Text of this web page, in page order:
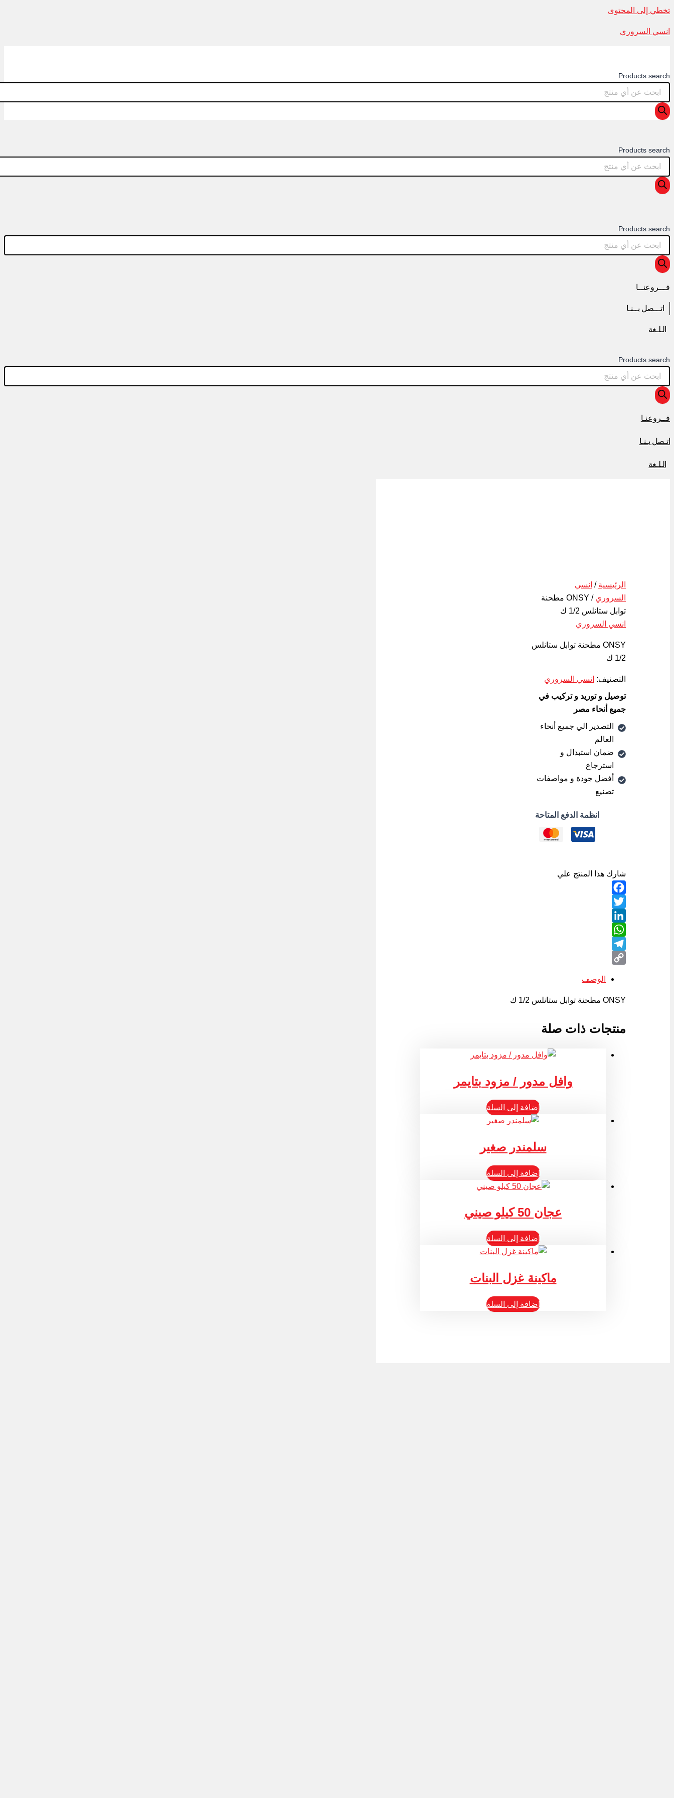
تخطي إلى المحتوى
انسي السروري
Products search
Products search
Products search
فـــروعنــا
اتـــصل بــنـا
الـلـغة
Products search
فــروعنـا
اتـصل بـنـا
الـلـغة
الرئيسية / انسي
السروري
/ ONSY مطحنة
توابل ستانلس 1/2 ك
انسي السروري
ONSY مطحنة توابل ستانلس
1/2 ك
التصنيف: انسي السروري
توصيل و توريد و تركيب في
جميع أنحاء مصر
التصدير الي جميع أنحاء
العالم
ضمان استبدال و
استرجاع
أفضل جودة و مواصفات
تصنيع
انظمة الدفع المتاحة
شارك هذا المنتج علي
Facebook
Twitter
LinkedIn
WhatsApp
Telegram
الوصف
ONSY مطحنة توابل ستانلس 1/2 ك
منتجات ذات صلة
وافل مدور / مزود بتايمر
إضافة إلى السلة
سلمندر صغير
إضافة إلى السلة
عجان 50 كيلو صيني
إضافة إلى السلة
ماكينة غزل البنات
إضافة إلى السلة